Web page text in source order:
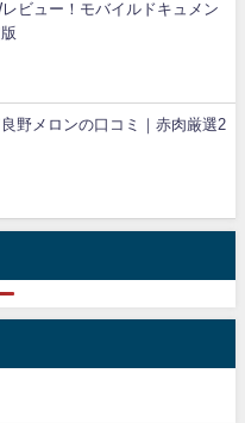
レビュー！モバイルドキュメン
良野メロンの口コミ｜赤肉厳選2